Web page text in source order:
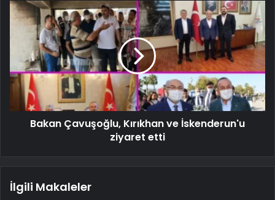
Bakan Çavuşoğlu, Kırıkhan ve İskenderun'u
ziyaret etti
İlgili Makaleler